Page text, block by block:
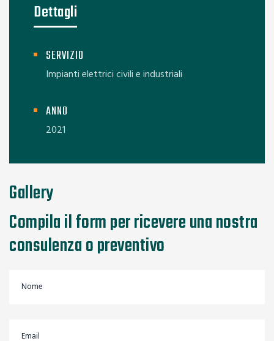
Dettagli
SERVIZIO
Impianti elettrici civili e industriali
ANNO
2021
Gallery
Compila il form per ricevere una nostra
consulenza o preventivo